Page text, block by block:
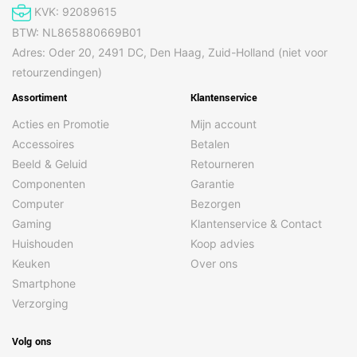
Aantal
scheerkoppen/bladen
KVK: 92089615
BTW: NL865880669B01
Adres: Oder 20, 2491 DC, Den Haag, Zuid-Holland (niet voor
retourzendingen)
Assortiment
Acties en Promotie
Accessoires
Beeld & Geluid
Componenten
Computer
Gaming
Huishouden
Keuken
Smartphone
Verzorging
Klantenservice
Mijn account
Betalen
Retourneren
Garantie
Bezorgen
Klantenservice & Contact
Koop advies
Over ons
Volg ons